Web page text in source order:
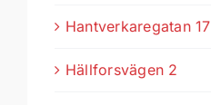
Hantverkaregatan 17
Hällforsvägen 2